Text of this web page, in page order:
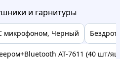
и гарнитуры
микрофоном, Черный
AT-7611 (40 шт/